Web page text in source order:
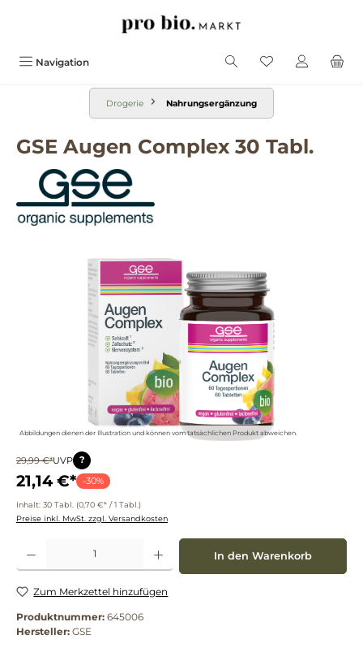
Navigation
Drogerie Nahrungsergänzung
GSE Augen Complex 30 Tabl.
Bildergalerie überspringen
Abbildungen dienen der Illustration und können vom tatsächlichen Produkt abweichen.
29,99 €*UVP ?
21,14 €* -30%
Inhalt: 30 Tabl. (0,70 €* / 1 Tabl.)
Preise inkl. MwSt. zzgl. Versandkosten
Produkt Anzahl: Gib den gewünschten Wert ein oder benutze die Schaltflächen um
In den Warenkorb
Zum Merkzettel hinzufügen
Produktnummer: 645006
Hersteller: GSE